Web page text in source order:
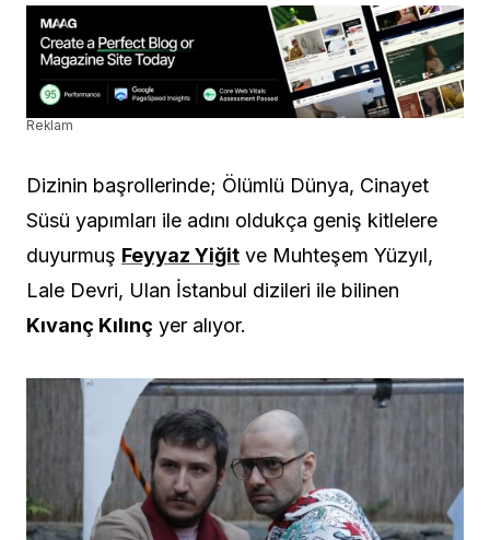
Reklam
Dizinin başrollerinde; Ölümlü Dünya, Cinayet
Süsü yapımları ile adını oldukça geniş kitlelere
duyurmuş Feyyaz Yiğit ve Muhteşem Yüzyıl,
Lale Devri, Ulan İstanbul dizileri ile bilinen
Kıvanç Kılınç yer alıyor.